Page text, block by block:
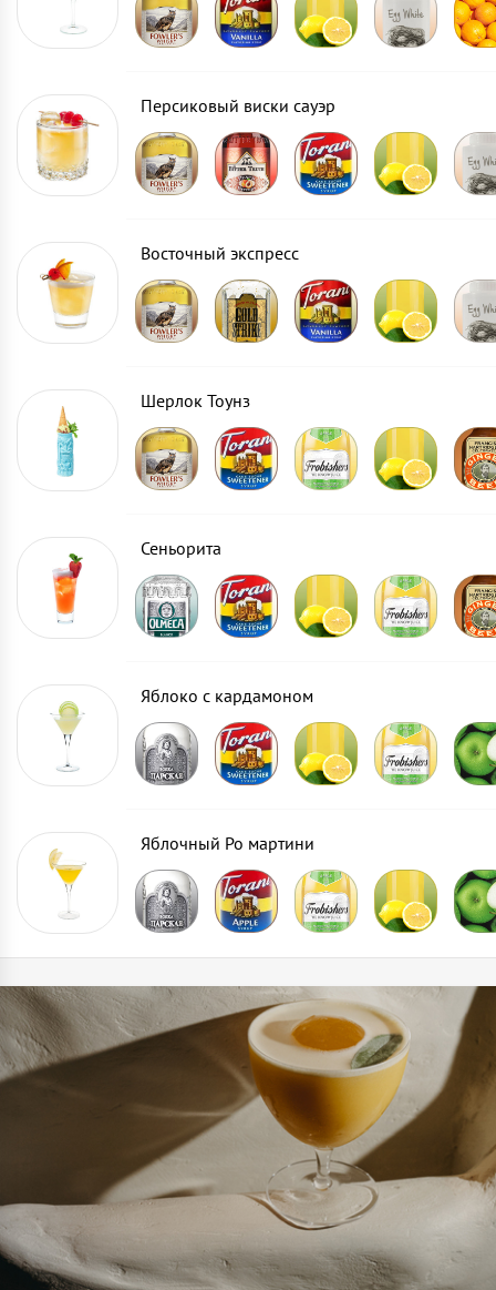
Персиковый виски сауэр
Восточный экспресс
Шерлок Тоунз
Сеньорита
Яблоко с кардамоном
Яблочный Ро мартини